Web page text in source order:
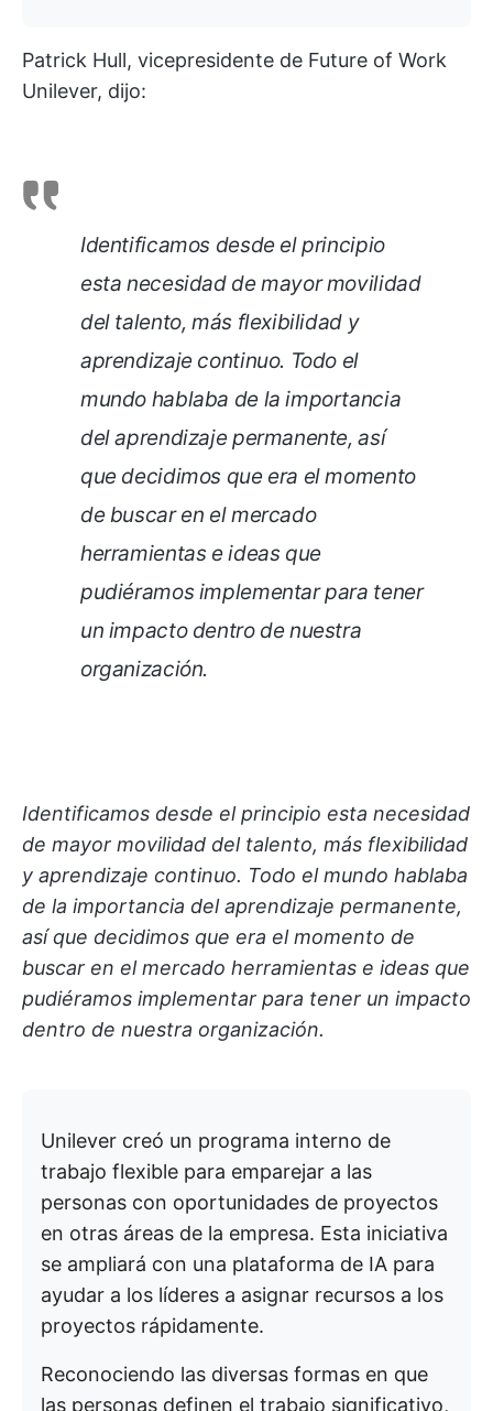
Patrick Hull, vicepresidente de Future of Work
Unilever, dijo:
Identificamos desde el principio
esta necesidad de mayor movilidad
del talento, más flexibilidad y
aprendizaje continuo. Todo el
mundo hablaba de la importancia
del aprendizaje permanente, así
que decidimos que era el momento
de buscar en el mercado
herramientas e ideas que
pudiéramos implementar para tener
un impacto dentro de nuestra
organización.
Identificamos desde el principio esta necesidad
de mayor movilidad del talento, más flexibilidad
y aprendizaje continuo. Todo el mundo hablaba
de la importancia del aprendizaje permanente,
así que decidimos que era el momento de
buscar en el mercado herramientas e ideas que
pudiéramos implementar para tener un impacto
dentro de nuestra organización.
Unilever creó un programa interno de
trabajo flexible para emparejar a las
personas con oportunidades de proyectos
en otras áreas de la empresa. Esta iniciativa
se ampliará con una plataforma de IA para
ayudar a los líderes a asignar recursos a los
proyectos rápidamente.
Reconociendo las diversas formas en que
las personas definen el trabajo significativo,